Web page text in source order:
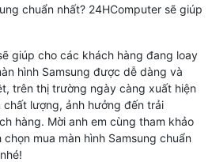
chuẩn nhất? 24HComputer sẽ giúp
giúp cho các khách hàng đang loay
hình Samsung được dễ dàng và
trên thị trường ngày càng xuất hiện
chất lượng, ảnh hưởng đến trải
hàng. Mời anh em cùng tham khảo
mua màn hình Samsung chuẩn